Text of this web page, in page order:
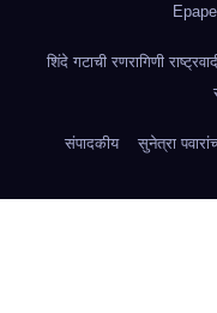
शिंदे गटाची रणरागिणी
संपादकीय सुनेत्रा